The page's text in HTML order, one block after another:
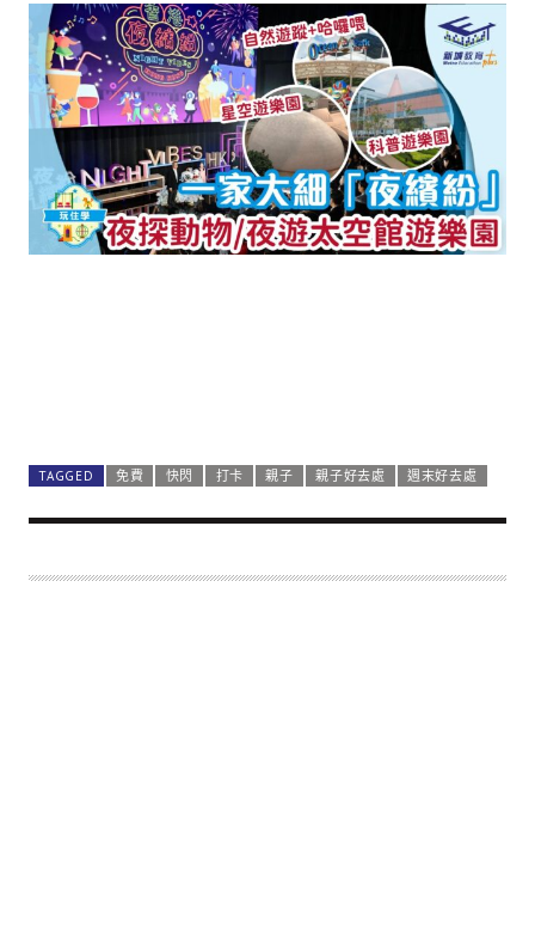
TAGGED 免費 快閃 打卡 親子 親子好去處 週末好去處